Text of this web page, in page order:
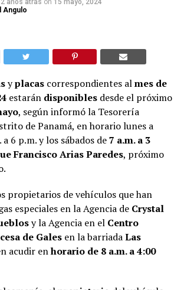
2 años atrás on 15 mayo, 2024
Angulo
yplacascorrespondientes almes de
estarán disponiblesdesde el próximo
, según informó la Tesorería
de Panamá, en horario lunes a
6 p.m. y los sábados de7 a.m. a 3
Francisco Arias Paredes, próximo
propietarios de vehículos que han
especiales en la Agencia de Crystal
y la Agencia en el Centro
de Galesen la barriadaLas
acudir enhorario de 8 a.m. a 4:00